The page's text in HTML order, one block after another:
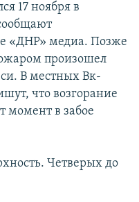
17 ноября в
«ДНР» медиа. Позже
произошел
В местных Вк-
что возгорание
момент в забое
Четверых до